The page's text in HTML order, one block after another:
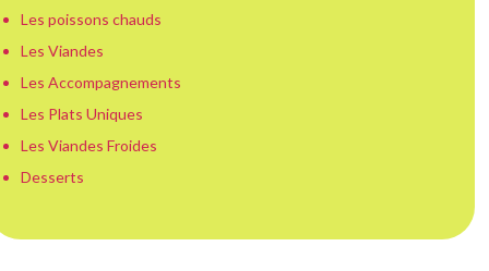
Les poissons chauds
Les Viandes
Les Accompagnements
Les Plats Uniques
Les Viandes Froides
Desserts